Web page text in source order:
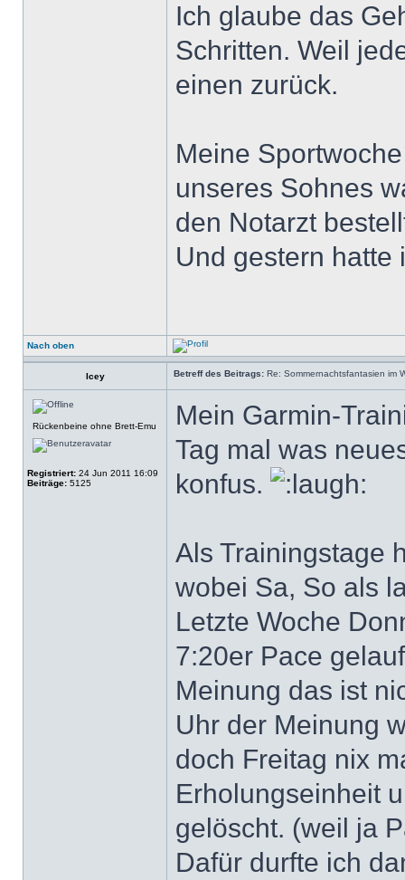
Ich glaube das
Schritten. Weil
einen zurück.
Meine
unseres Sohnes
den Notarzt
Und gestern hatte
Nach oben
Icey Betreff des Beitrags: Re: Sommernachtsfantasien im
Rückenbeine ohne Brett-Emu
Registriert: 24 Jun 2011 16:09
Beiträge: 5125
Mein Garmin-
Tag mal was
konfus.
Als Trainingstage
wobei Sa, So als
Letzte Woche
7:20er Pace
Meinung das ist
Uhr der Meinung
doch Freitag nix
Erholungseinheit
gelöscht. (weil ja
Dafür durfte ich